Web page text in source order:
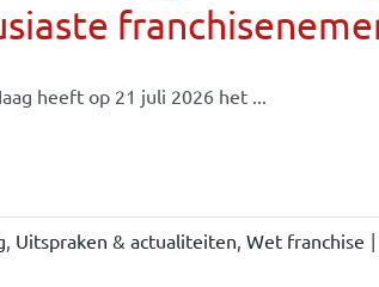
heeft op 21 juli 2026 het ...
, Uitspraken & actualiteiten, Wet franchise |